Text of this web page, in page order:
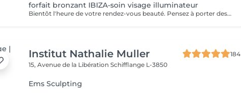
forfait bronzant IBIZA-soin visage illuminateur
Bientôt l'heure de votre rendez-vous beauté. Pensez à porter des vêtements amples lors de votre rdv et à faire un gommage sur la zone où le soin bronzant sera appliqué. À très vite dans notre institut.
Institut Nathalie Muller
184
15, Avenue de la LibérationSchifflange L-3850
Ems Sculpting